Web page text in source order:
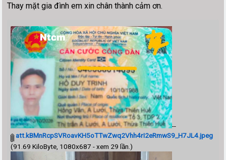
Thay mặt gia đình em xin chân thành cảm ơn.
--
att.kBMnRcpSVRoavKH5oTTwZwq2Vhh4rI2eRmwS9_H7JL4.jpeg
(91.69 KiloByte, 1080x687 - xem 29 lần.)